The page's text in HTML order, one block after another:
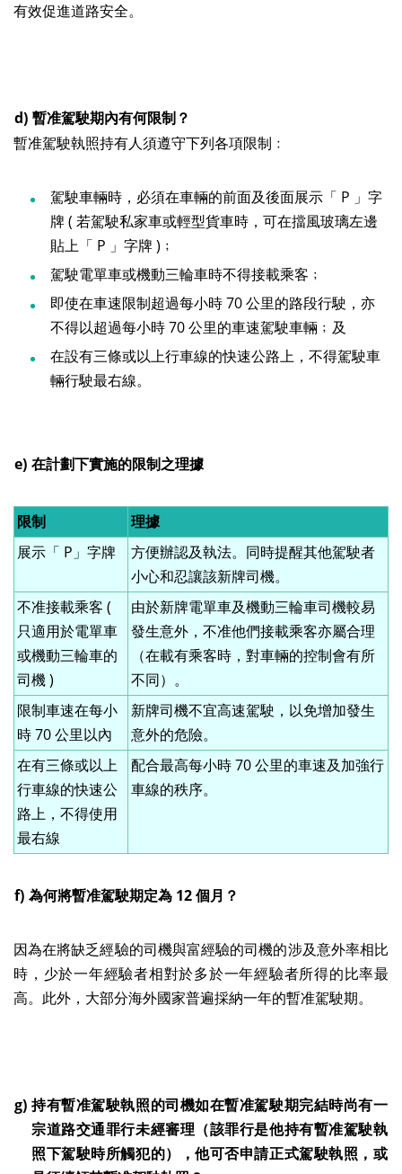
有效促進道路安全。
d) 暫准駕駛期內有何限制？
暫准駕駛執照持有人須遵守下列各項限制﹕
駕駛車輛時，必須在車輛的前面及後面展示「 P 」字
牌 ( 若駕駛私家車或輕型貨車時，可在擋風玻璃左邊
貼上「 P 」字牌 )﹔
駕駛電單車或機動三輪車時不得接載乘客﹔
即使在車速限制超過每小時 70 公里的路段行駛，亦
不得以超過每小時 70 公里的車速駕駛車輛﹔及
在設有三條或以上行車線的快速公路上，不得駕駛車
輛行駛最右線。
e) 在計劃下實施的限制之理據
限制
理據
展示「 P」字牌
方便辦認及執法。同時提醒其他駕駛者
小心和忍讓該新牌司機。
不准接載乘客 (
只適用於電單車
或機動三輪車的
司機 )
由於新牌電單車及機動三輪車司機較易
發生意外，不准他們接載乘客亦屬合理
（在載有乘客時，對車輛的控制會有所
不同）。
限制車速在每小
時 70 公里以內
新牌司機不宜高速駕駛，以免增加發生
意外的危險。
在有三條或以上
行車線的快速公
路上，不得使用
最右線
配合最高每小時 70 公里的車速及加強行
車線的秩序。
f) 為何將暫准駕駛期定為 12 個月？
因為在將缺乏經驗的司機與富經驗的司機的涉及意外率相比
時，少於一年經驗者相對於多於一年經驗者所得的比率最
高。此外，大部分海外國家普遍採納一年的暫准駕駛期。
g) 持有暫准駕駛執照的司機如在暫准駕駛期完結時尚有一
宗道路交通罪行未經審理（該罪行是他持有暫准駕駛執
照下駕駛時所觸犯的），他可否申請正式駕駛執照，或